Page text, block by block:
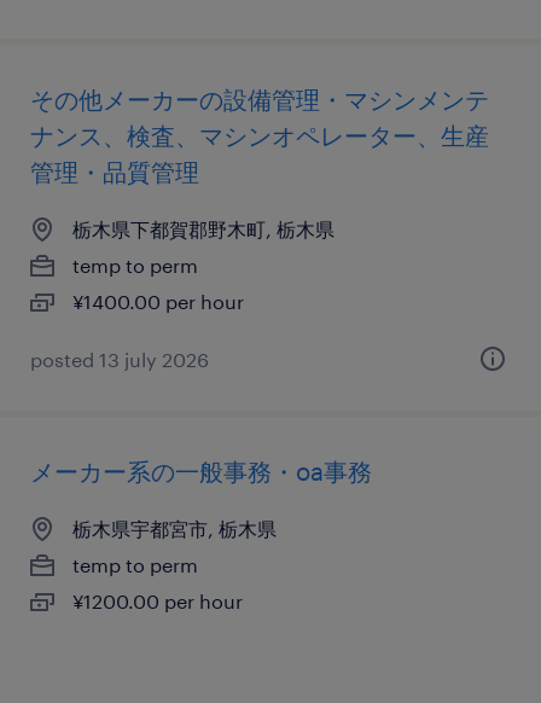
その他メーカーの設備管理・マシンメンテ
ナンス、検査、マシンオペレーター、生産
管理・品質管理
栃木県下都賀郡野木町, 栃木県
temp to perm
¥1400.00 per hour
posted 13 july 2026
メーカー系の一般事務・oa事務
栃木県宇都宮市, 栃木県
temp to perm
¥1200.00 per hour